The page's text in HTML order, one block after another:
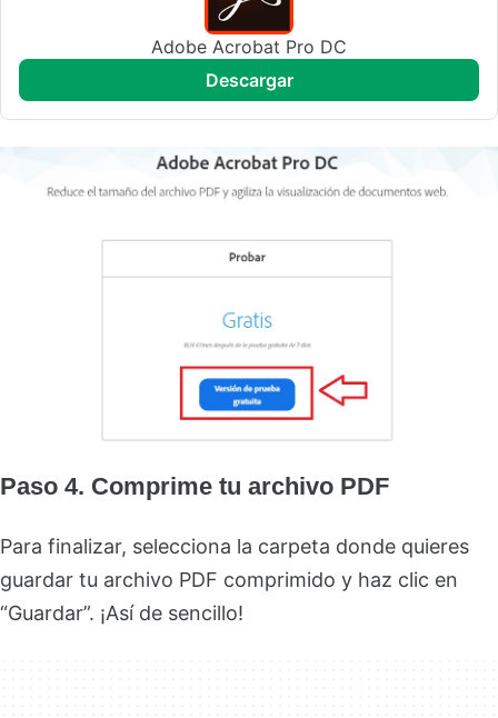
Adobe Acrobat Pro DC
descargar
Paso 4. Comprime tu archivo PDF
Para finalizar, selecciona la carpeta donde quieres
guardar tu archivo PDF comprimido y haz clic en
“Guardar”. ¡Así de sencillo!